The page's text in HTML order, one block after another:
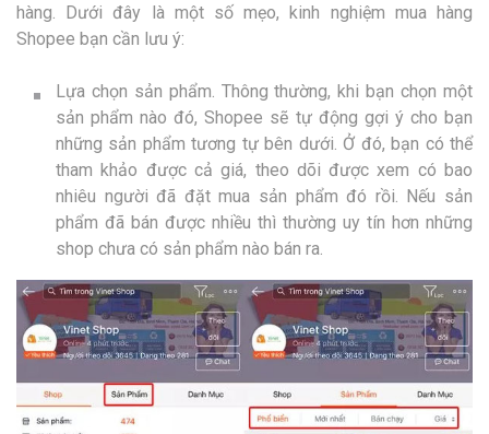
hàng. Dưới đây là một số mẹo, kinh nghiệm mua hàng
Shopee bạn cần lưu ý:
Lựa chọn sản phẩm. Thông thường, khi bạn chọn một
sản phẩm nào đó, Shopee sẽ tự động gợi ý cho bạn
những sản phẩm tương tự bên dưới. Ở đó, bạn có thể
tham khảo được cả giá, theo dõi được xem có bao
nhiêu người đã đặt mua sản phẩm đó rồi. Nếu sản
phẩm đã bán được nhiều thì thường uy tín hơn những
shop chưa có sản phẩm nào bán ra.